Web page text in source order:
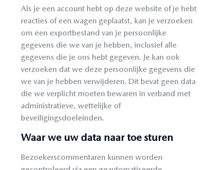
Als je een account hebt op deze website of je hebt
reacties of een wagen geplaatst, kan je verzoeken
om een exportbestand van je persoonlijke
gegevens die we van je hebben, inclusief alle
gegevens die je ons hebt gegeven. Je kan ook
verzoeken dat we deze persoonlijke gegevens die
we van je hebben verwijderen. Dit bevat geen data
die we verplicht moeten bewaren in verband met
administratieve, wettelijke of
beveiligingsdoeleinden.
Waar we uw data naar toe sturen
Bezoekerscommentaren kunnen worden